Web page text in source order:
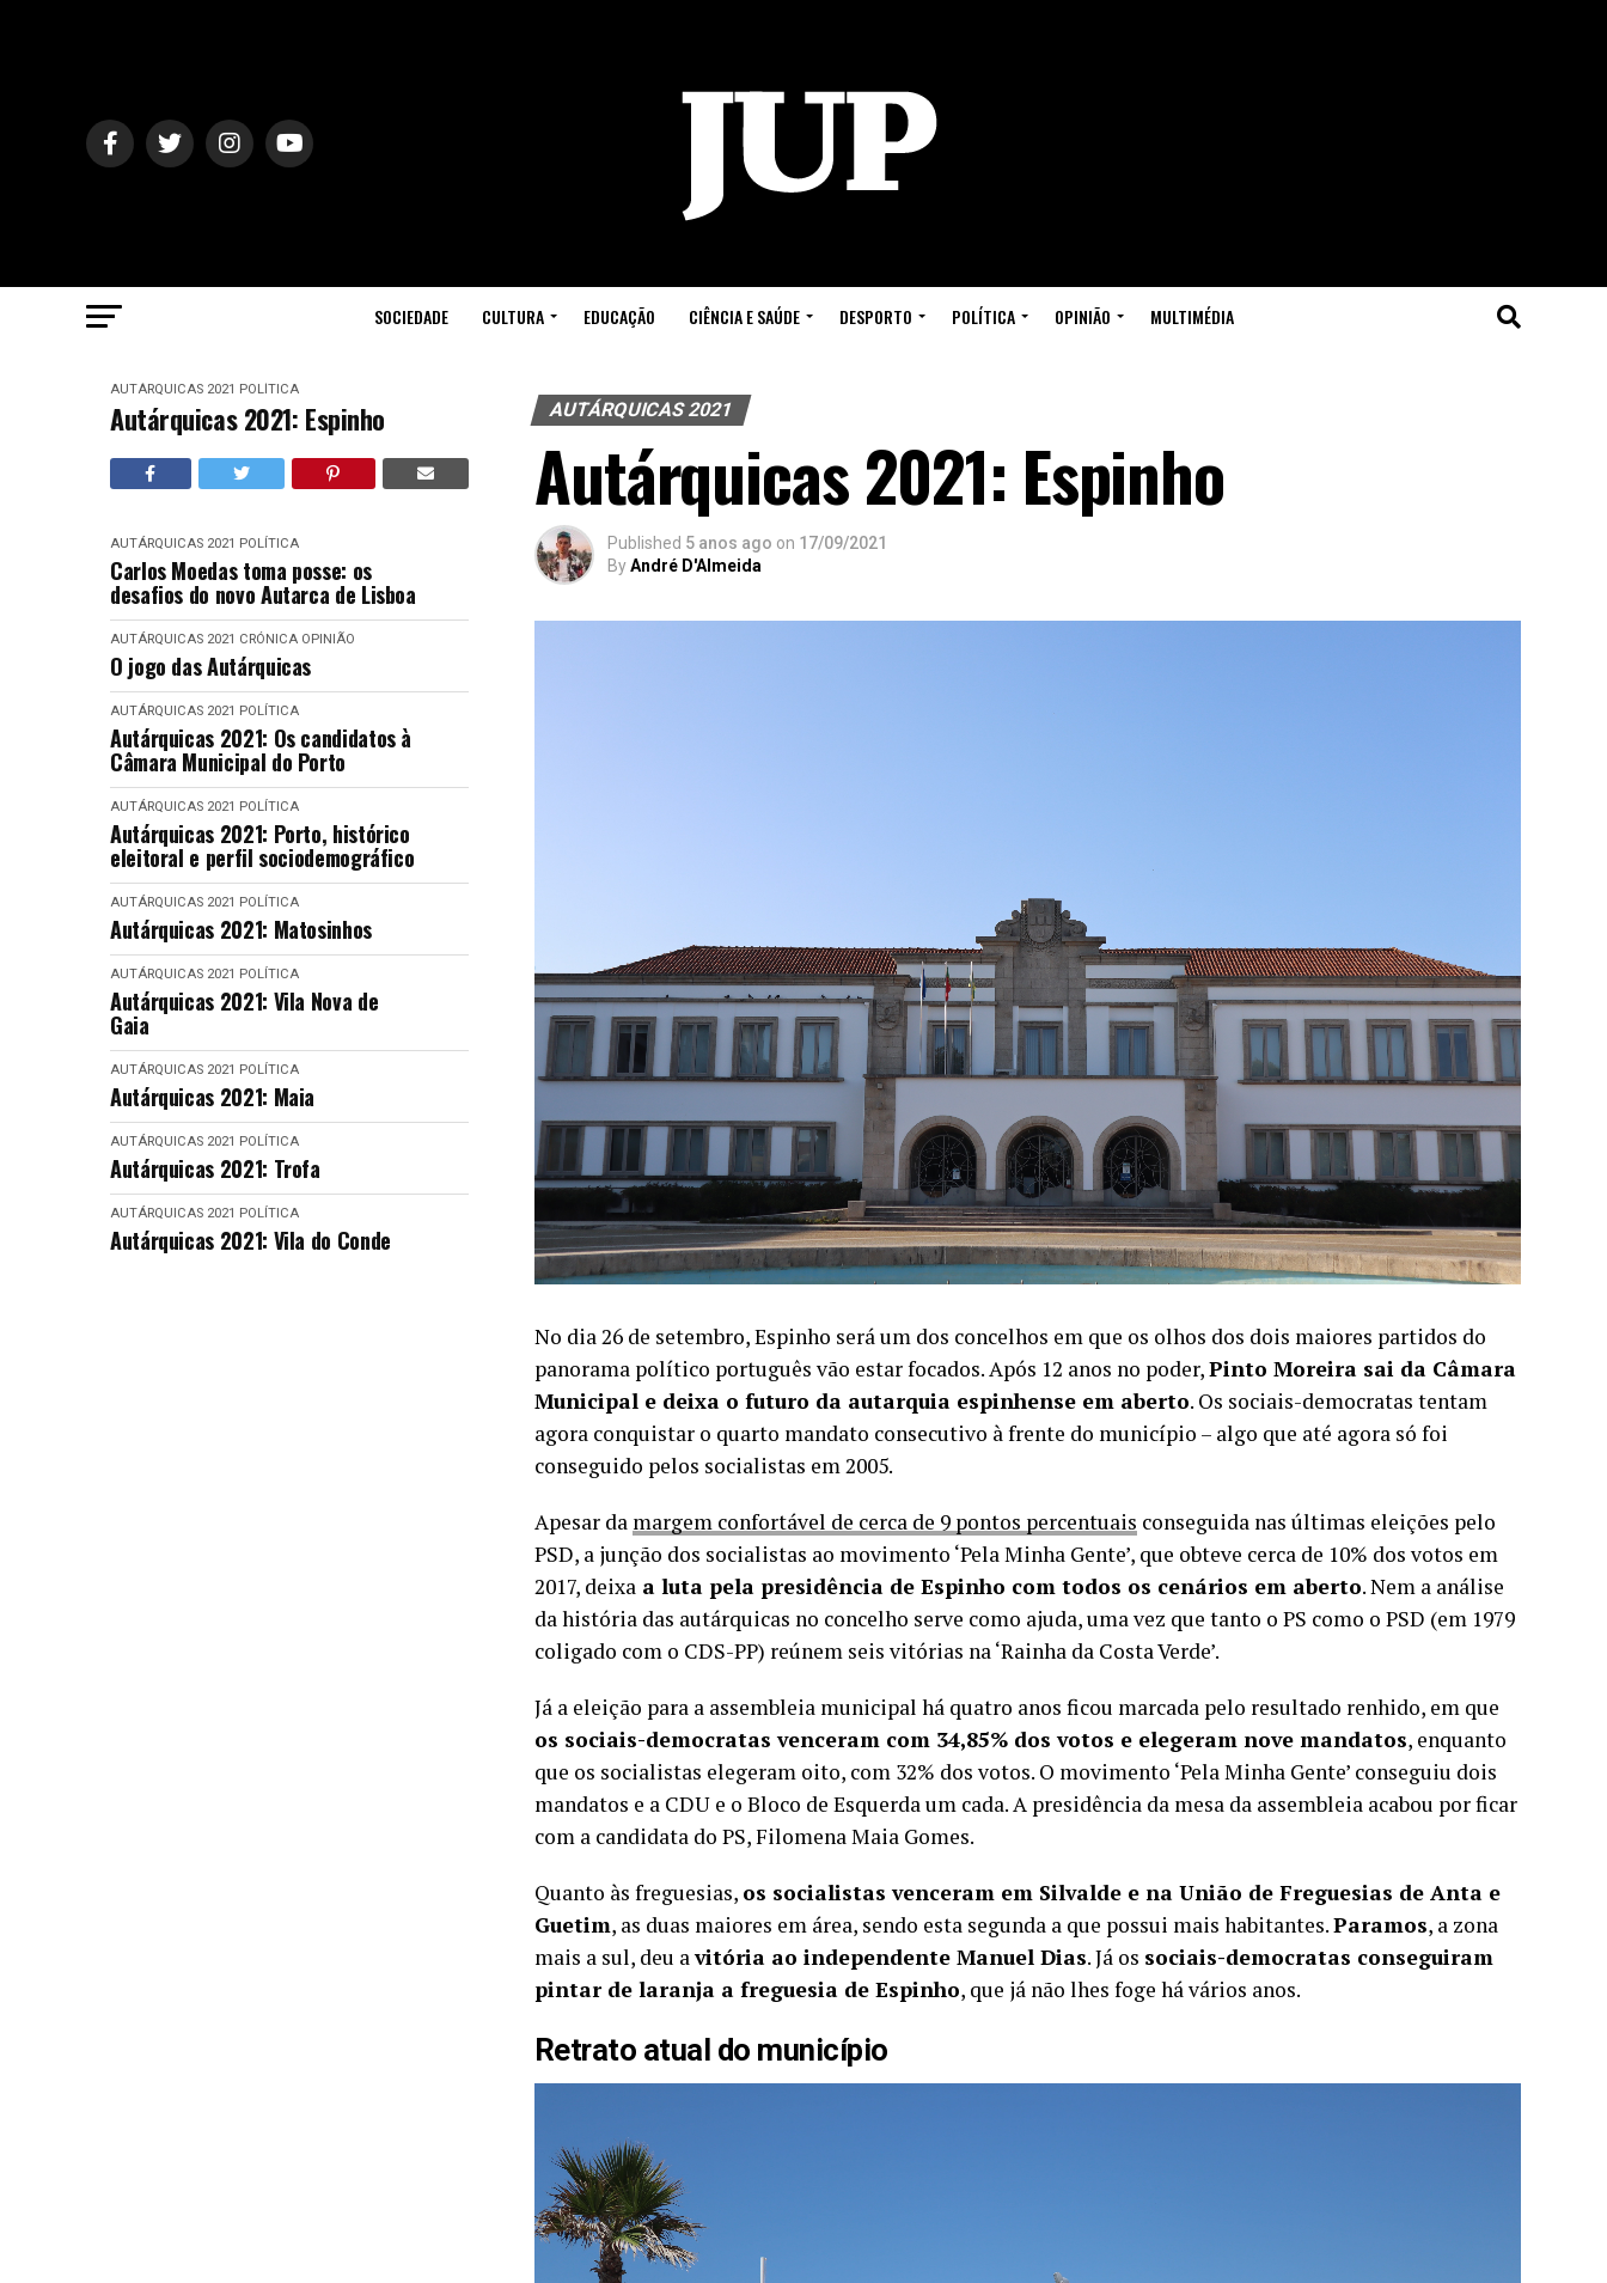
SOCIEDADE CULTURA EDUCAÇÃO CIÊNCIA E SAÚDE DESPORTO POLÍTICA OPINIÃO MULTIMÉDIA
AUTÁRQUICAS 2021 POLÍTICA
Autárquicas 2021: Espinho
AUTÁRQUICAS 2021 POLÍTICA
Carlos Moedas toma posse: os
desafios do novo Autarca de Lisboa
AUTÁRQUICAS 2021 CRÓNICA OPINIÃO
O jogo das Autárquicas
AUTÁRQUICAS 2021 POLÍTICA
Autárquicas 2021: Os candidatos à
Câmara Municipal do Porto
AUTÁRQUICAS 2021 POLÍTICA
Autárquicas 2021: Porto, histórico
eleitoral e perfil sociodemográfico
AUTÁRQUICAS 2021 POLÍTICA
Autárquicas 2021: Matosinhos
AUTÁRQUICAS 2021 POLÍTICA
Autárquicas 2021: Vila Nova de
Gaia
AUTÁRQUICAS 2021 POLÍTICA
Autárquicas 2021: Maia
AUTÁRQUICAS 2021 POLÍTICA
Autárquicas 2021: Trofa
AUTÁRQUICAS 2021 POLÍTICA
Autárquicas 2021: Vila do Conde
AUTÁRQUICAS 2021
Autárquicas 2021: Espinho
Published 5 anos ago on 17/09/2021
ByAndré D'Almeida
No dia 26 de setembro, Espinho será um dos concelhos em que os olhos dos dois maiores partidos do
panorama político português vão estar focados. Após 12 anos no poder,Pinto Moreira sai da Câmara
Municipal e deixa o futuro da autarquia espinhense em aberto. Os sociais-democratas tentam
agora conquistar o quarto mandato consecutivo à frente do município – algo que até agora só foi
conseguido pelos socialistas em 2005.
Apesar da margem confortável de cerca de 9 pontos percentuais conseguida nas últimas eleições pelo
PSD, a junção dos socialistas ao movimento ‘Pela Minha Gente’, que obteve cerca de 10% dos votos em
2017, deixa a luta pela presidência de Espinho com todos os cenários em aberto. Nem a análise
da história das autárquicas no concelho serve como ajuda, uma vez que tanto o PS como o PSD (em 1979
coligado com o CDS-PP) reúnem seis vitórias na ‘Rainha da Costa Verde’.
Já a eleição para a assembleia municipal há quatro anos ficou marcada pelo resultado renhido, em que
os sociais-democratas venceram com 34,85% dos votos e elegeram nove mandatos, enquanto
que os socialistas elegeram oito, com 32% dos votos. O movimento ‘Pela Minha Gente’ conseguiu dois
mandatos e a CDU e o Bloco de Esquerda um cada. A presidência da mesa da assembleia acabou por ficar
com a candidata do PS, Filomena Maia Gomes.
Quanto às freguesias, os socialistas venceram em Silvalde e na União de Freguesias de Anta e
Guetim, as duas maiores em área, sendo esta segunda a que possui mais habitantes.Paramos, a zona
mais a sul, deu avitória ao independente Manuel Dias. Já os sociais-democratas conseguiram
pintar de laranja a freguesia de Espinho, que já não lhes foge há vários anos.
Retrato atual do município